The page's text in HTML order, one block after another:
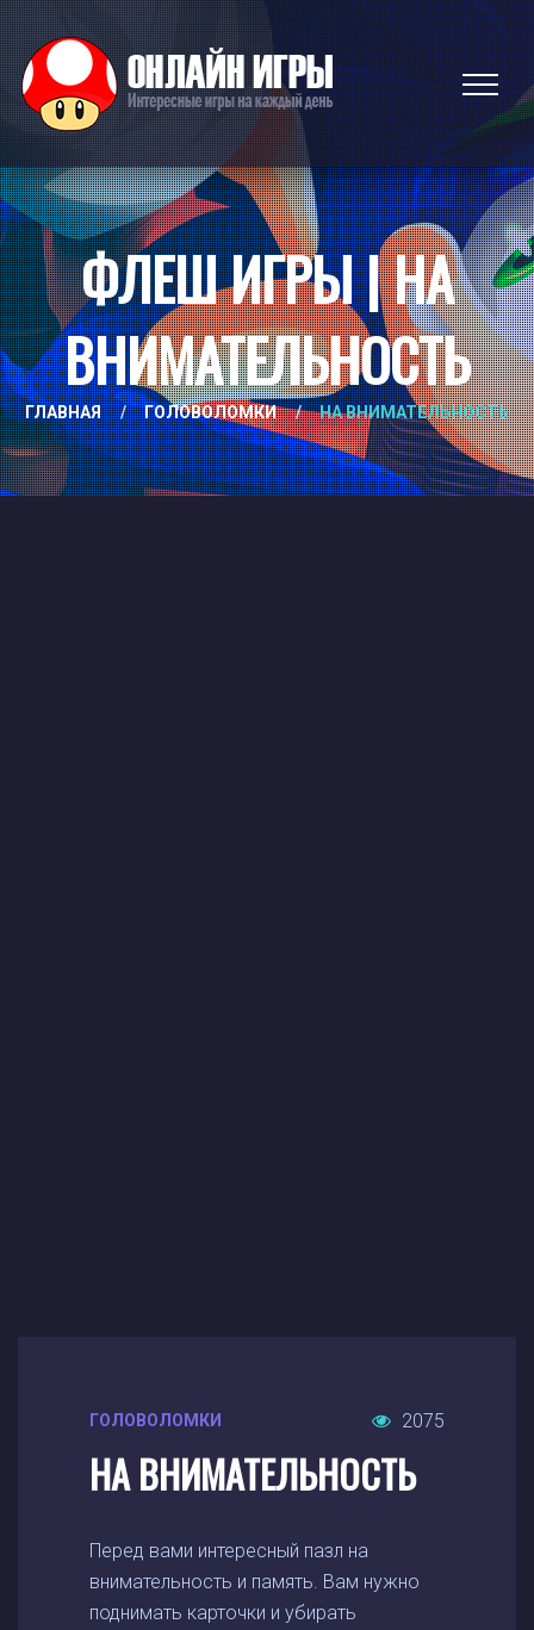
ФЛЕШ ИГРЫ | НА
ВНИМАТЕЛЬНОСТЬ
ГЛАВНАЯ / ГОЛОВОЛОМКИ / НА ВНИМАТЕЛЬНОСТЬ
ГОЛОВОЛОМКИ 2075
НА ВНИМАТЕЛЬНОСТЬ
Перед вами интересный пазл на
внимательность и память. Вам нужно
поднимать карточки и убирать